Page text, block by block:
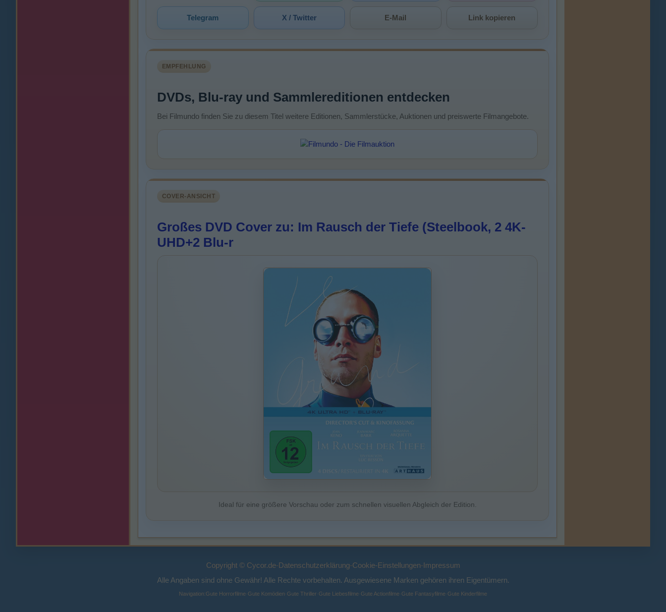
Telegram X / Twitter E-Mail Link kopieren
EMPFEHLUNG
DVDs, Blu-ray und Sammlereditionen entdecken
Bei Filmundo finden Sie zu diesem Titel weitere Editionen, Sammlerstücke, Auktionen und preiswerte Filmangebote.
COVER-ANSICHT
Großes DVD Cover zu: Im Rausch der Tiefe (Steelbook, 2 4K-
UHD+2 Blu-r
Ideal für eine größere Vorschau oder zum schnellen visuellen Abgleich der Edition.
Copyright © Cycor.de-Datenschutzerklärung-Cookie-Einstellungen-Impressum
Alle Angaben sind ohne Gewähr! Alle Rechte vorbehalten. Ausgewiesene Marken gehören ihren Eigentümern.
Navigation:Gute Horrorfilme· Gute Komödien· Gute Thriller· Gute Liebesfilme· Gute Actionfilme· Gute Fantasyfilme· Gute Kinderfilme